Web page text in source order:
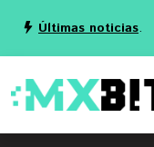
Últimas noticias.